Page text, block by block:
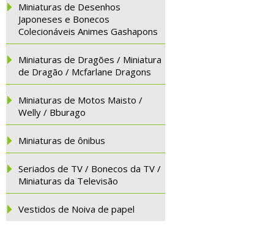
Miniaturas de Desenhos
Japoneses e Bonecos
Colecionáveis Animes Gashapons
Miniaturas de Dragões / Miniatura
de Dragão / Mcfarlane Dragons
Miniaturas de Motos Maisto /
Welly / Bburago
Miniaturas de ônibus
Seriados de TV / Bonecos da TV /
Miniaturas da Televisão
Vestidos de Noiva de papel